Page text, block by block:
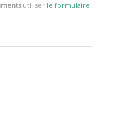
utiliser le formulaire